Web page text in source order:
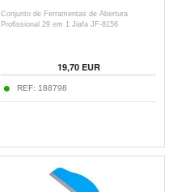
Conjunto de Ferramentas de Abertura
Profissional 29 em 1 Jiafa JF-8156
19,70EUR
REF: 188798